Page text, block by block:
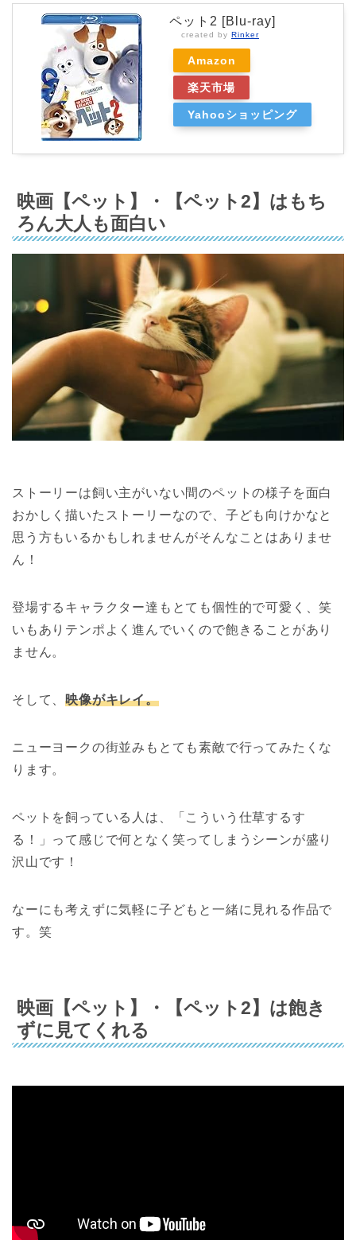
ペット2 [Blu-ray]
created by Rinker
Amazon
楽天市場
Yahooショッピング
映画【ペット】・【ペット2】はもち
ろん大人も面白い
ストーリーは飼い主がいない間のペットの様子を面白
おかしく描いたストーリーなので、子ども向けかなと
思う方もいるかもしれませんがそんなことはありませ
ん！
登場するキャラクター達もとても個性的で可愛く、笑
いもありテンポよく進んでいくので飽きることがあり
ません。
そして、映像がキレイ。
ニューヨークの街並みもとても素敵で行ってみたくな
ります。
ペットを飼っている人は、「こういう仕草するす
る！」って感じで何となく笑ってしまうシーンが盛り
沢山です！
なーにも考えずに気軽に子どもと一緒に見れる作品で
す。笑
映画【ペット】・【ペット2】は飽き
ずに見てくれる